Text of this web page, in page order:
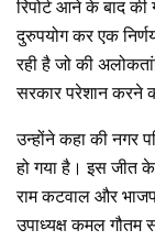
रिपोर्ट आने के बाद की
दुरुपयोग कर एक
रही है जो की
सरकार परेशान करने
उन्होंने कहा की नगर
हो गया है। इस जीत के
राम कटवाल और
उपाध्यक्ष कमल गौतम